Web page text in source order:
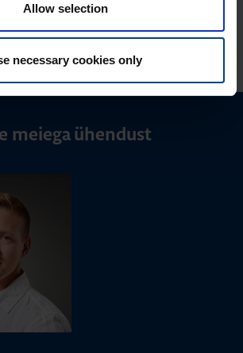
Allow selection
necessary cookies only
plas­tik
FL425A
meiega ühendust